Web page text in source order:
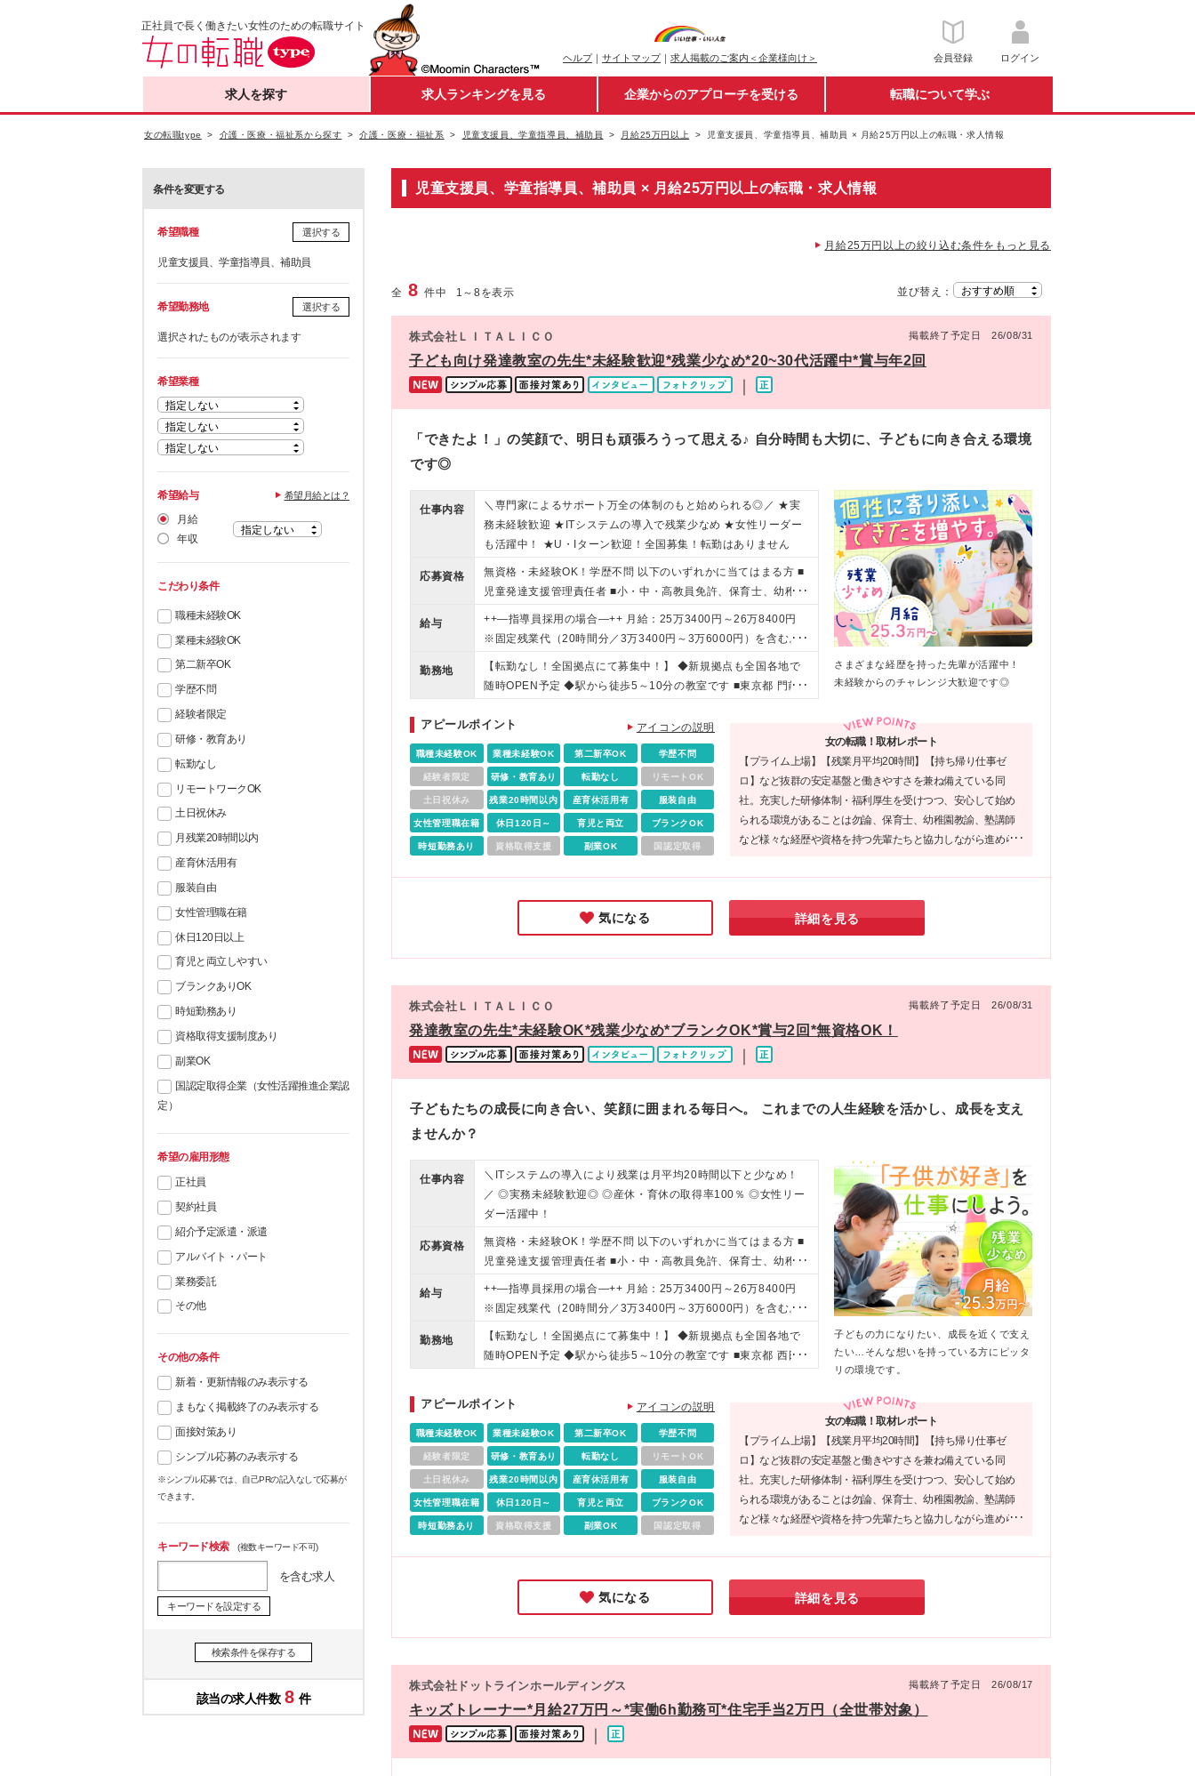
正社員で長く働きたい女性のための転職サイト
ヘルプ｜ サイトマップ｜ 求人掲載のご案内＜企業様向け＞ 会員登録 ログイン
求人を探す 求人ランキングを見る 企業からのアプローチを受ける 転職について学ぶ
女の転職type 介護・医療・福祉系から探す 介護・医療・福祉系 児童支援員、学童指導員、補助員 月給25万円以上 児童支援員、学童指導員、補助員 × 月給25万円以上の転職・求人情報
条件を変更する
希望職種 選択する
児童支援員、学童指導員、補助員
希望勤務地 選択する
選択されたものが表示されます
希望業種
希望給与 希望月給とは？
月給
年収
こだわり条件
職種未経験OK
業種未経験OK
第二新卒OK
学歴不問
経験者限定
研修・教育あり
転勤なし
リモートワークOK
土日祝休み
月残業20時間以内
産育休活用有
服装自由
女性管理職在籍
休日120日以上
育児と両立しやすい
ブランクありOK
時短勤務あり
資格取得支援制度あり
副業OK
国認定取得企業（女性活躍推進企業認
定）
希望の雇用形態
正社員
契約社員
紹介予定派遣・派遣
アルバイト・パート
業務委託
その他
その他の条件
新着・更新情報のみ表示する
まもなく掲載終了のみ表示する
面接対策あり
シンプル応募のみ表示する
※シンプル応募では、自己PRの記入なしで応募が
できます。
キーワード検索(複数キーワード不可)
を含む求人
キーワードを設定する
検索条件を保存する
8
児童支援員、学童指導員、補助員 × 月給25万円以上の転職・求人情報
月給25万円以上の絞り込む条件をもっと見る
全8 件中 1 ～8を表示 並び替え：
株式会社ＬＩＴＡＬＩＣＯ 掲載終了予定日 26/08/31
子ども向け発達教室の先生*未経験歓迎*残業少なめ*20~30代活躍中*賞与年2回
「できたよ！」の笑顔で、明日も頑張ろうって思える♪ 自分時間も大切に、子どもに向き合える環境
です◎
仕事内容
＼専門家によるサポート万全の体制のもと始められる◎／ ★実
務未経験歓迎 ★ITシステムの導入で残業少なめ ★女性リーダー
も活躍中！ ★U・Iターン歓迎！全国募集！転勤はありません
応募資格
無資格・未経験OK！学歴不問 以下のいずれかに当てはまる方 ■
児童発達支援管理責任者 ■小・中・高教員免許、保育士、幼稚園
教諭、社会福祉士、精神保健福祉士、臨床心理士、公認 心理
師、理学療法士、言語聴覚士、作業療法士の資格をお持ちの方 ■
教育・社会・心理・福祉系の学部・学科を卒業した方 ■児童福祉
サービスで2年以上経験のある方 ※資格をお持ちでない方は、
強度行動障害初任者研修（基礎）をご受講いただきます。 研修
給与
++—指導員採用の場合—++ 月給：25万3400円～26万8400円
※固定残業代（20時間分／3万3400円～3万6000円）を含む。
超過分は別途支給。 ※経験を考慮の上、当社規定により優遇し
ます。 ※試用期間は3か月・条件変更なし
勤務地
【転勤なし！全国拠点にて募集中！】 ◆新規拠点も全国各地で
随時OPEN予定 ◆駅から徒歩5～10分の教室です ■東京都 門前
東銀座、八王子、池袋、赤羽、中目黒 ■神奈川県 新杉田、金沢
文庫、戸塚、新横浜、横浜、たまﾌﾟﾗｰｻﾞ、関内、海老名、本厚
木、溝の口、川崎、武蔵小杉、相模大野、橋本、藤沢 ■埼玉県
浦和、大宮、東浦和、越谷、戸田公園、志木、川口、三郷 ■千葉
県 行徳、松戸、千葉、船橋 ■愛知県 名古屋伏見、名駅 ■静岡県
静岡 ■大阪府 堺東、天王寺、あびこ、心斎橋、なんば日本橋、
京橋、梅田 ■広島県 広島皆実 ※本社：東京都目黒区上目黒2-1-1
勤務地
さまざまな経歴を持った先輩が活躍中！
未経験からのチャレンジ大歓迎です◎
アピールポイント アイコンの説明
職種未経験OK 業種未経験OK 第二新卒OK 学歴不問
経験者限定 研修・教育あり 転勤なし リモートOK
土日祝休み 残業20時間以内 産育休活用有 服装自由
女性管理職在籍 休日120日～ 育児と両立 ブランクOK
時短勤務あり 資格取得支援 副業OK 国認定取得
女の転職！取材レポート
【プライム上場】【残業月平均20時間】【持ち帰り仕事ゼ
ロ】など抜群の安定基盤と働きやすさを兼ね備えている同
社。充実した研修体制・福利厚生を受けつつ、安心して始め
られる環境があることは勿論、保育士、幼稚園教諭、塾講師
など様々な経歴や資格を持つ先輩たちと協力しながら進めら
感じました！同社で目の前の方に寄り添うお仕事を始めてみ
ませんか。
気になる 詳細を見る
株式会社ＬＩＴＡＬＩＣＯ 掲載終了予定日 26/08/31
発達教室の先生*未経験OK*残業少なめ*ブランクOK*賞与2回*無資格OK！
子どもたちの成長に向き合い、笑顔に囲まれる毎日へ。 これまでの人生経験を活かし、成長を支え
ませんか？
仕事内容
＼ITシステムの導入により残業は月平均20時間以下と少なめ！
／ ◎実務未経験歓迎◎ ◎産休・育休の取得率100％ ◎女性リー
ダー活躍中！
応募資格
無資格・未経験OK！学歴不問 以下のいずれかに当てはまる方 ■
児童発達支援管理責任者 ■小・中・高教員免許、保育士、幼稚園
教諭、社会福祉士、精神保健福祉士、臨床心理士、公認 心理
師、理学療法士、言語聴覚士、作業療法士の資格をお持ちの方 ■
教育・社会・心理・福祉系の学部・学科を卒業した方 ■児童福祉
サービスで2年以上経験のある方 ※資格をお持ちでない方は、
強度行動障害初任者研修（基礎）をご受講いただきます。 研修
給与
++—指導員採用の場合—++ 月給：25万3400円～26万8400円
※固定残業代（20時間分／3万3400円～3万6000円）を含む。
超過分は別途支給。 ※経験を考慮の上、当社規定により優遇し
ます。 ※試用期間は3か月・条件変更なし
勤務地
【転勤なし！全国拠点にて募集中！】 ◆新規拠点も全国各地で
随時OPEN予定 ◆駅から徒歩5～10分の教室です ■東京都 西日
山、反町、ｾﾝﾀｰ南、中山、大船、茅ヶ崎、中野島、武蔵新城、
高座渋谷、大和、鶴見 ■埼玉県 さいたま宮原、南越谷、春日
部、所沢、新所沢、新座、鳩ヶ谷、北朝霞、ふじみ野、わらび ■
千葉県 本八幡、幕張本郷、南船橋、八千代台、流山おおたかの
森 ■大阪府 おおとり、なかもず、寝屋川、此花、北加賀屋、新
大阪、平野、枚方、大日 ■兵庫県 三宮、西宮 (変更の範囲)上記
を除く当社関連勤務地
子どもの力になりたい、成長を近くで支え
たい…そんな想いを持っている方にピッタ
リの環境です。
アピールポイント アイコンの説明
職種未経験OK 業種未経験OK 第二新卒OK 学歴不問
経験者限定 研修・教育あり 転勤なし リモートOK
土日祝休み 残業20時間以内 産育休活用有 服装自由
女性管理職在籍 休日120日～ 育児と両立 ブランクOK
時短勤務あり 資格取得支援 副業OK 国認定取得
女の転職！取材レポート
【プライム上場】【残業月平均20時間】【持ち帰り仕事ゼ
ロ】など抜群の安定基盤と働きやすさを兼ね備えている同
社。充実した研修体制・福利厚生を受けつつ、安心して始め
られる環境があることは勿論、保育士、幼稚園教諭、塾講師
など様々な経歴や資格を持つ先輩たちと協力しながら進めら
感じました！同社で目の前の方に寄り添うお仕事を始めてみ
ませんか。
気になる 詳細を見る
株式会社ドットラインホールディングス 掲載終了予定日 26/08/17
キッズトレーナー*月給27万円～*実働6h勤務可*住宅手当2万円（全世帯対象）